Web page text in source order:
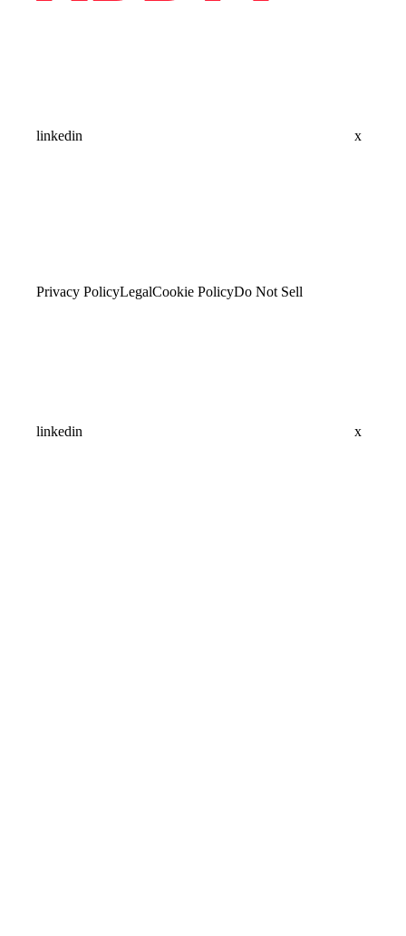
linkedin x
Privacy PolicyLegalCookie PolicyDo Not Sell
linkedin x